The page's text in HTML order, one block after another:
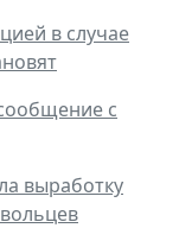
в случае
с
выработку